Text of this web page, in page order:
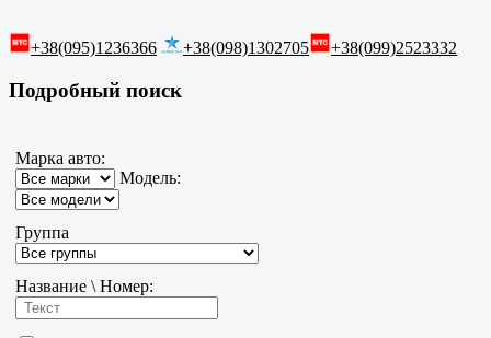
+38(095)1236366 +38(098)1302705 +38(099)2523332
Подробный поиск
Марка авто:
Модель:
Группа
Название \ Номер: